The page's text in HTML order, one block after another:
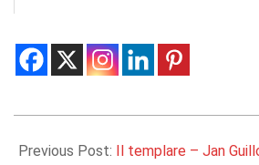
01-
Previous Post:
Il templare – Jan